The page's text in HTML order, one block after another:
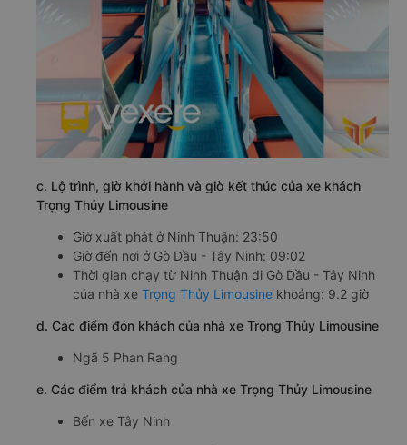
c. Lộ trình, giờ khởi hành và giờ kết thúc của xe khách
Trọng Thủy Limousine
Giờ xuất phát ở Ninh Thuận: 23:50
Giờ đến nơi ở Gò Dầu - Tây Ninh: 09:02
Thời gian chạy từ Ninh Thuận đi Gò Dầu - Tây Ninh
của nhà xe Trọng Thủy Limousine khoảng: 9.2 giờ
d. Các điểm đón khách của nhà xe Trọng Thủy Limousine
Ngã 5 Phan Rang
e. Các điểm trả khách của nhà xe Trọng Thủy Limousine
Bến xe Tây Ninh